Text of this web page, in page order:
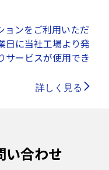
ョンをご利用いただ
日に当社工場より発
サービスが使用でき
詳しく見る
い合わせ